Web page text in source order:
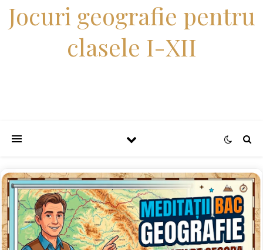
Jocuri geografie pentru
clasele I-XII